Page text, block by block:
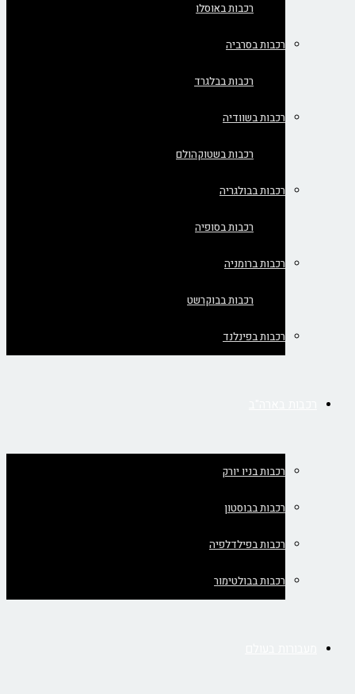
רכבות באוסלו
רכבות בסרביה
רכבות בבלגרד
רכבות בשוודיה
רכבות בשטוקהולם
רכבות בבולגריה
רכבות בסופיה
רכבות ברומניה
רכבות בבוקרשט
רכבות בפינלנד
רכבות בניו יורק
רכבות בבוסטון
רכבות בפילדלפיה
רכבות בבולטימור